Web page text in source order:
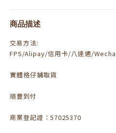
商品描述
交易方法:
FPS/Alipay/信用卡/八達通/
實體格仔鋪取貨
順豐到付
商業登記證：57025370